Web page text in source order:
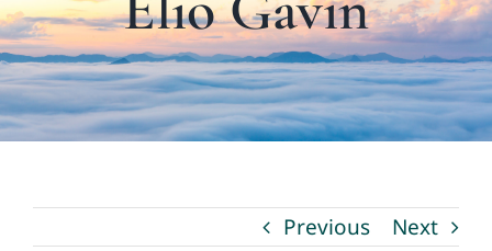
I nostri servizi
La Fioreria
Previous Next